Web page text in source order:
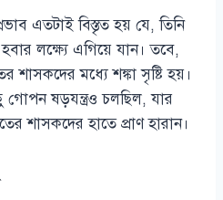
এতটাই বিস্তৃত হয় যে, তিনি
লক্ষ্যে এগিয়ে যান। তবে,
শাসকদের মধ্যে শঙ্কা সৃষ্টি হয়।
ষড়যন্ত্রও চলছিল, যার
শাসকদের হাতে প্রাণ হারান।